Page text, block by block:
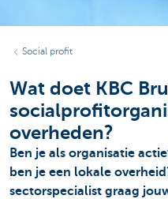
Social profit
Wat doet KBC
overheden?
Ben je als organisatie
ben je een lokale
sectorspecialist graag